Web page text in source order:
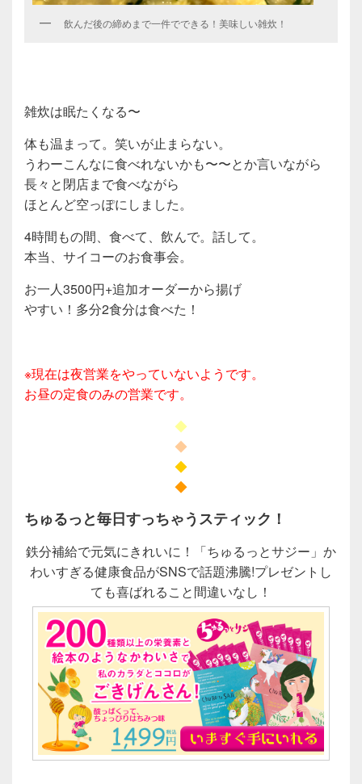
飲んだ後の締めまで一件でできる！美味しい雑炊！
雑炊は眠たくなる〜
体も温まって。笑いが止まらない。
うわーこんなに食べれないかも〜〜とか言いながら
長々と閉店まで食べながら
ほとんど空っぽにしました。
4時間もの間、食べて、飲んで。話して。
本当、サイコーのお食事会。
お一人3500円+追加オーダーから揚げ
やすい！多分2食分は食べた！
※現在は夜営業をやっていないようです。
お昼の定食のみの営業です。
◆
◆
◆
◆
ちゅるっと毎日すっちゃうスティック！
鉄分補給で元気にきれいに！「ちゅるっとサジー」か
わいすぎる健康食品がSNSで話題沸騰!プレゼントし
ても喜ばれること間違いなし！